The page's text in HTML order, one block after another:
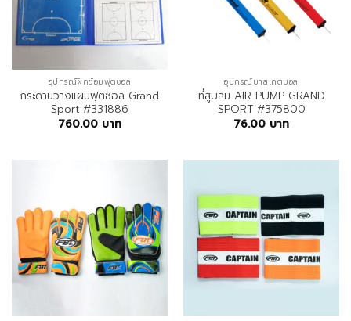
อุปกรณ์ฝึกซ้อมฟุตซอล
กระดานวางแผนฟุตซอล Grand
Sport #331886
760.00 บาท
อุปกรณ์บาสเกตบอล
ที่สูบลม AIR PUMP GRAND
SPORT #375800
76.00 บาท